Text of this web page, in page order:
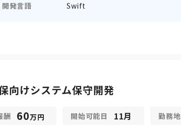
開発言語
Swift
向けシステム保守開発
酬 60万円 開始可能日 11月 勤務地